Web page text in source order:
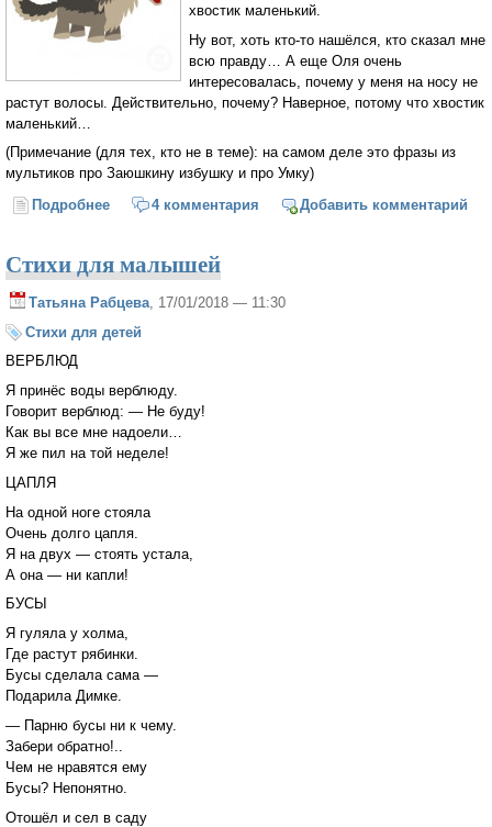
хвостик маленький.
Ну вот, хоть кто-то нашёлся, кто сказал мне
всю правду… А еще Оля очень
интересовалась, почему у меня на носу не
растут волосы. Действительно, почему? Наверное, потому что хвостик
маленький…
(Примечание (для тех, кто не в теме): на самом деле это фразы из
мультиков про Заюшкину избушку и про Умку)
Подробнее о Обо мне, о волках и о бабушках
4 комментария Добавить комментарий
Стихи для малышей
Татьяна Рабцева , 17/01/2018 — 11:30
Стихи для детей
ВЕРБЛЮД
Я принёс воды верблюду.
Говорит верблюд: — Не буду!
Как вы все мне надоели…
Я же пил на той неделе!
ЦАПЛЯ
На одной ноге стояла
Очень долго цапля.
Я на двух — стоять устала,
А она — ни капли!
БУСЫ
Я гуляла у холма,
Где растут рябинки.
Бусы сделала сама —
Подарила Димке.
— Парню бусы ни к чему.
Забери обратно!..
Чем не нравятся ему
Бусы? Непонятно.
Отошёл и сел в саду